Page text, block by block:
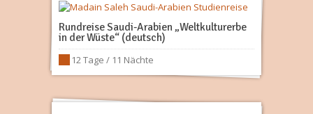
Rundreise Saudi-Arabien „Weltkulturerbe
in der Wüste“ (deutsch)
12 Tage / 11 Nächte